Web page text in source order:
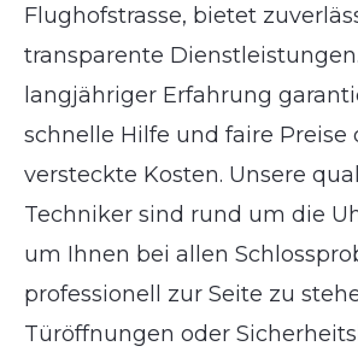
Flughofstrasse, bietet
transparente
langjähriger Erfahrung
schnelle Hilfe und faire Preise
versteckte Kosten. Unsere
Techniker sind rund um die
um Ihnen bei allen
professionell zur Seite zu
Türöffnungen oder